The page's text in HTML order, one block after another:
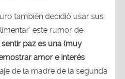
también decidió usar sus
este rumor de
sentir paz es una (muy
amor e interés
de la madre de la segunda